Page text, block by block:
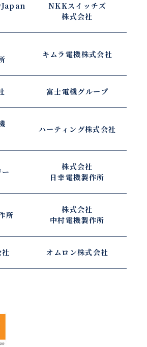
Japan
NKKスイッチズ
株式会社
キムラ電機株式会社
富士電機グループ
ハーティング株式会社
株式会社
日幸電機製作所
所
株式会社
中村電機製作所
オムロン株式会社